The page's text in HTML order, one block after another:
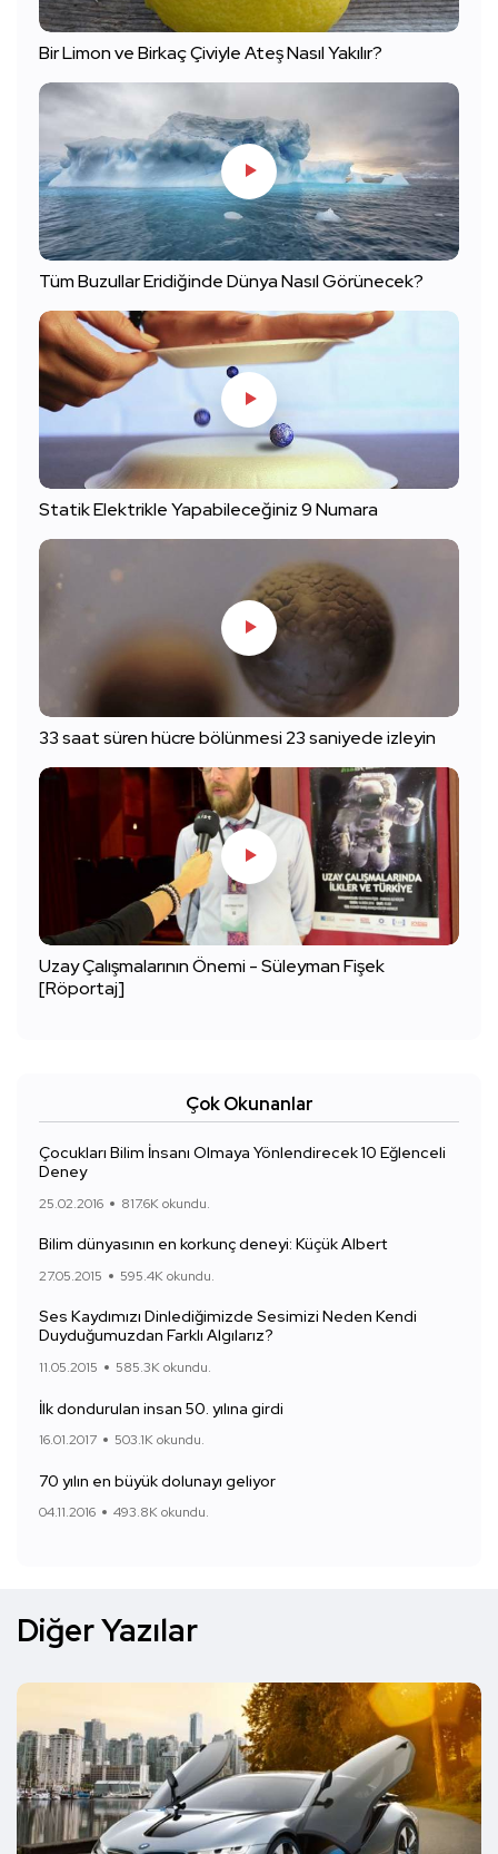
Bir Limon ve Birkaç Çiviyle Ateş Nasıl Yakılır?
Tüm Buzullar Eridiğinde Dünya Nasıl Görünecek?
Statik Elektrikle Yapabileceğiniz 9 Numara
33 saat süren hücre bölünmesi 23 saniyede izleyin
Uzay Çalışmalarının Önemi - Süleyman Fişek
[Röportaj]
Çok Okunanlar
Çocukları Bilim İnsanı Olmaya Yönlendirecek 10 Eğlenceli
Deney
25.02.2016 817.6K okundu.
Bilim dünyasının en korkunç deneyi: Küçük Albert
27.05.2015 595.4K okundu.
Ses Kaydımızı Dinlediğimizde Sesimizi Neden Kendi
Duyduğumuzdan Farklı Algılarız?
11.05.2015 585.3K okundu.
İlk dondurulan insan 50. yılına girdi
16.01.2017 503.1K okundu.
70 yılın en büyük dolunayı geliyor
04.11.2016 493.8K okundu.
Diğer Yazılar